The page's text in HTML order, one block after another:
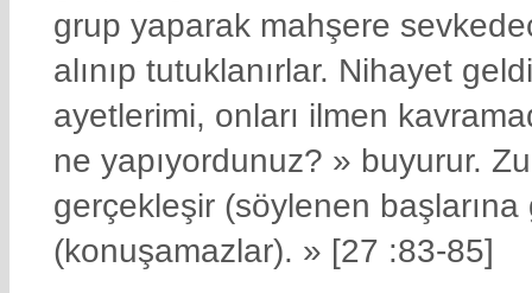
grup yaparak mahşere
alınıp tutuklanırlar. Nihayet
ayetlerimi, onları ilmen
ne yapıyordunuz? » buyurur.
gerçekleşir (söylenen
(konuşamazlar). » [27 :83-85]